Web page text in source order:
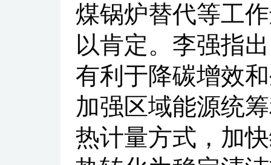
煤锅炉替代等工
以肯定。李强指
有利于降碳增效
加强区域能源统
热计量方式，加